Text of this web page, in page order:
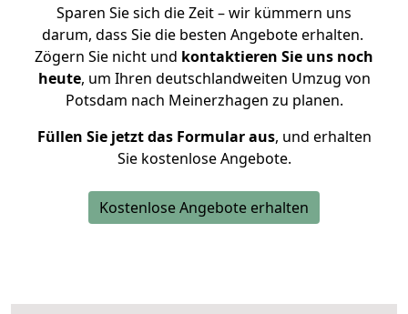
Sparen Sie sich die Zeit – wir kümmern uns
darum, dass Sie die besten Angebote erhalten.
Zögern Sie nicht und kontaktieren Sie uns noch
heute, um Ihren deutschlandweiten Umzug von
Potsdam nach Meinerzhagen zu planen.
Füllen Sie jetzt das Formular aus, und erhalten
Sie kostenlose Angebote.
Kostenlose Angebote erhalten